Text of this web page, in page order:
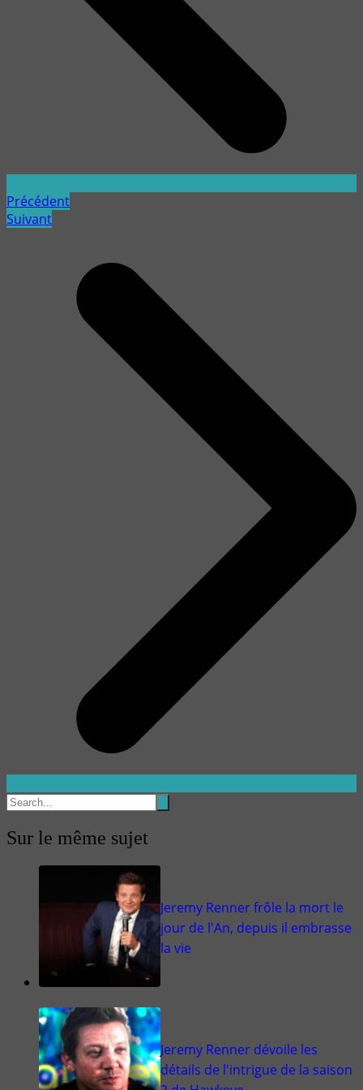
Précédent
Suivant
Sur le même sujet
Jeremy Renner frôle la mort le
jour de l'An, depuis il embrasse
la vie
Jeremy Renner dévoile les
détails de l'intrigue de la saison